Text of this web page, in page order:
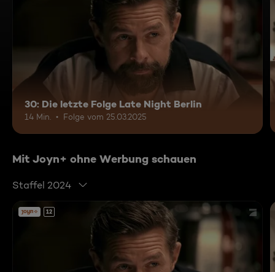
30: Die letzte Folge Late Night Berlin
14 Min. Folge vom 25.03.2025
Mit Joyn+ ohne Werbung schauen
Staffel 2024
12